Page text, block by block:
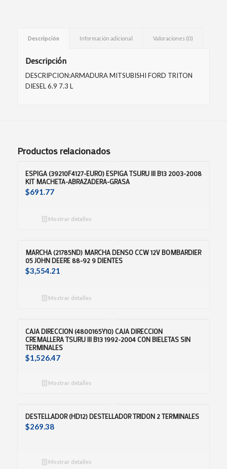
Descripción Información adicional Valoraciones (0)
Descripción
DESCRIPCION:ARMADURA MITSUBISHI FORD TRITON
DIESEL 6.9 7.3 L
Productos relacionados
ESPIGA (39210F4127-EURO) ESPIGA TSURU III B13 2003-2008
KIT MACHETA-ABRAZADERA-GRASA
$691.77
Mostrar detalles
MARCHA (21785ND) MARCHA DENSO CCW 12V BOMBARDIER
05 JOHN DEERE 88-92 9 DIENTES
$3,554.21
Mostrar detalles
CAJA DIRECCION (4800165Y10) CAJA DIRECCION
CREMALLERA TSURU III B13 1992-2004 CON BIELETAS SIN
TERMINALES
$1,526.47
Mostrar detalles
DESTELLADOR (HD12) DESTELLADOR TRIDON 2 TERMINALES
$269.38
Mostrar detalles